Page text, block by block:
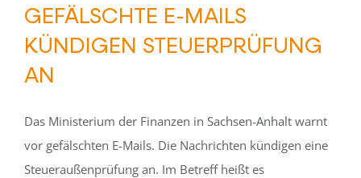
GEFÄLSCHTE E-MAILS
KÜNDIGEN STEUERPRÜFUNG
AN
Das Ministerium der Finanzen in Sachsen-Anhalt warnt
vor gefälschten E-Mails. Die Nachrichten kündigen eine
Steueraußenprüfung an. Im Betreff heißt es